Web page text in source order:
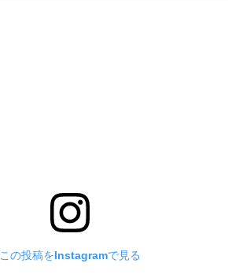
この投稿をInstagramで見る